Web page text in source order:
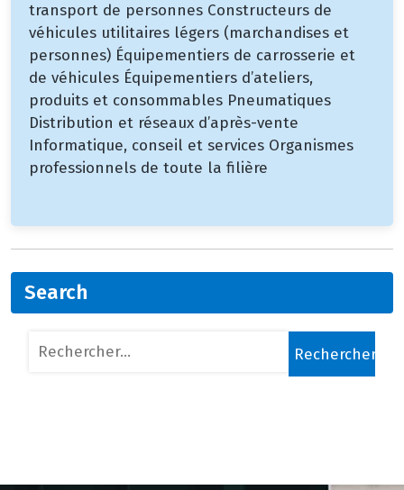
transport de personnes Constructeurs de
véhicules utilitaires légers (marchandises et
personnes) Équipementiers de carrosserie et
de véhicules Équipementiers d’ateliers,
produits et consommables Pneumatiques
Distribution et réseaux d’après-vente
Informatique, conseil et services Organismes
professionnels de toute la filière
Search
Rechercher :